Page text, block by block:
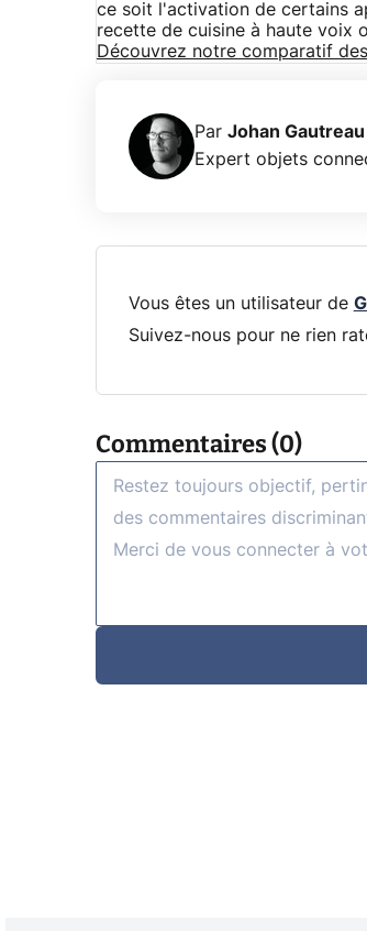
ce soit l'activation de certains
recette de cuisine à haute voix
Découvrez notre comparatif
Par Johan Gautreau
Expert objets
Vous êtes un utilisateur de
Suivez-nous pour ne rien
Commentaires (0)